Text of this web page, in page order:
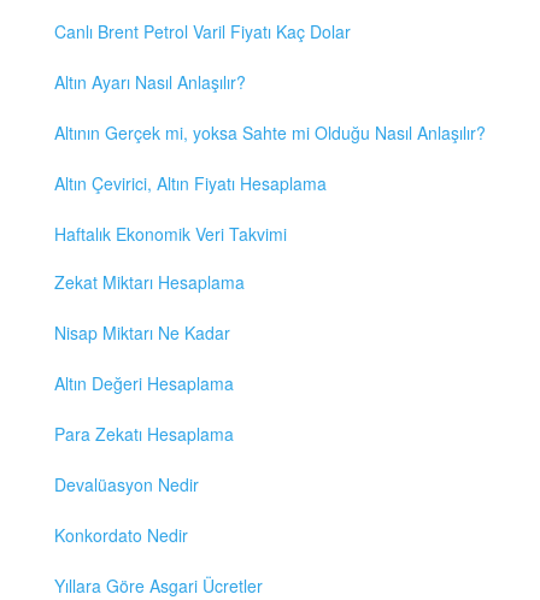
Canlı Brent Petrol Varil Fiyatı Kaç Dolar
Altın Ayarı Nasıl Anlaşılır?
Altının Gerçek mi, yoksa Sahte mi Olduğu Nasıl Anlaşılır?
Altın Çevirici, Altın Fiyatı Hesaplama
Haftalık Ekonomik Veri Takvimi
Zekat Miktarı Hesaplama
Nisap Miktarı Ne Kadar
Altın Değeri Hesaplama
Para Zekatı Hesaplama
Devalüasyon Nedir
Konkordato Nedir
Yıllara Göre Asgari Ücretler